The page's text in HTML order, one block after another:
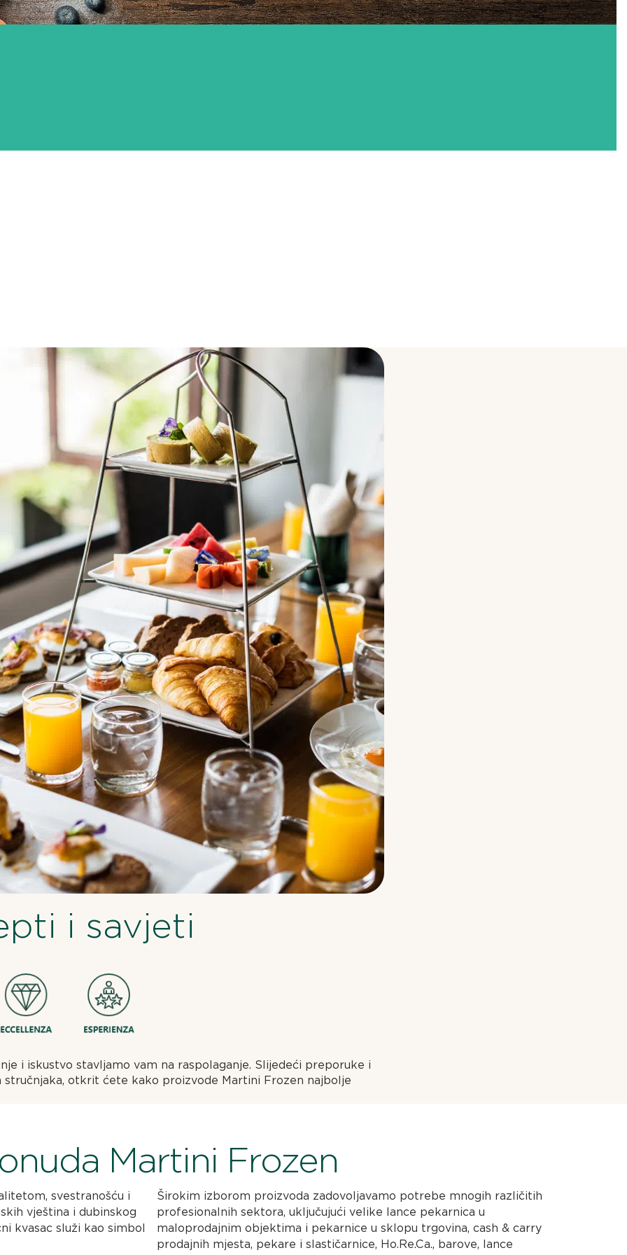
i savjeti
i iskustvo stavljamo vam na raspolaganje. Slijedeći preporuke i
stručnjaka, otkrit ćete kako proizvode Martini Frozen najbolje
Martini Frozen
svestranošću i
vještina i dubinskog
kvasac služi kao simbol
Širokim izborom proizvoda zadovoljavamo potrebe mnogih različitih
profesionalnih sektora, uključujući velike lance pekarnica u
maloprodajnim objektima i pekarnice u sklopu trgovina, cash & carry
prodajnih mjesta, pekare i slastičarnice, Ho.Re.Ca., barove, lance